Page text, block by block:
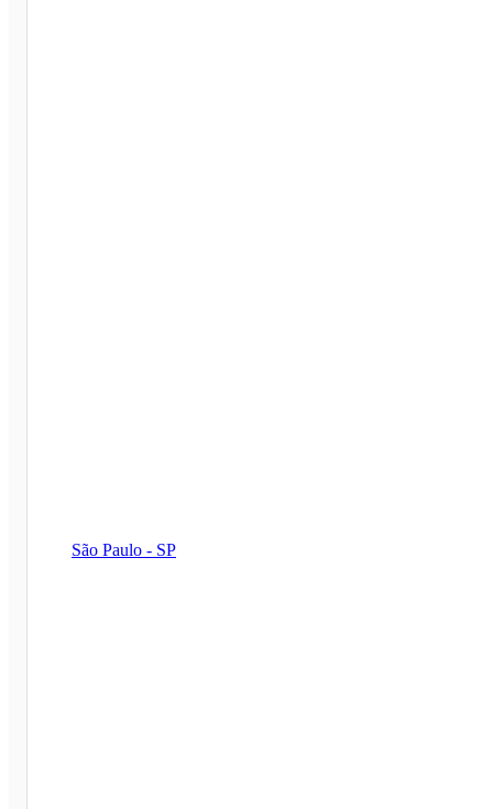
São Paulo - SP